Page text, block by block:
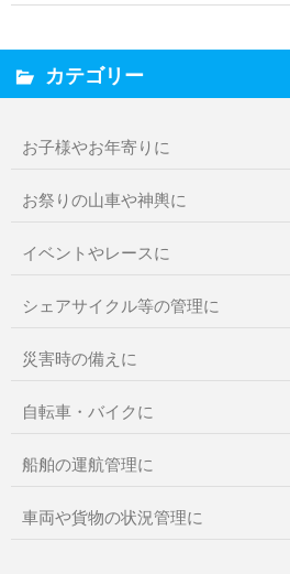
カテゴリー
お子様やお年寄りに
お祭りの山車や神輿に
イベントやレースに
シェアサイクル等の管理に
災害時の備えに
自転車・バイクに
船舶の運航管理に
車両や貨物の状況管理に